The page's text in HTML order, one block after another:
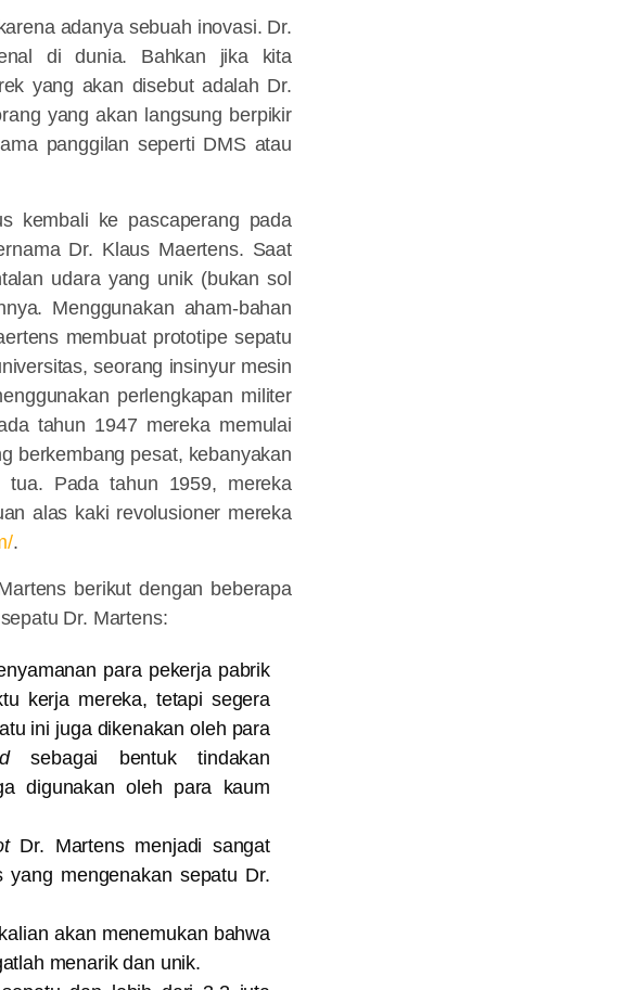
adanya sebuah inovasi. Dr.
di dunia. Bahkan jika kita
yang akan disebut adalah Dr.
yang akan langsung berpikir
panggilan seperti DMS atau
kembali ke pascaperang pada
Dr. Klaus Maertens. Saat
udara yang unik (bukan sol
Menggunakan aham-bahan
membuat prototipe sepatu
seorang insinyur mesin
perlengkapan militer
tahun 1947 mereka memulai
berkembang pesat, kebanyakan
tua. Pada tahun 1959, mereka
alas kaki revolusioner mereka
.
berikut dengan beberapa
Dr. Martens:
para pekerja pabrik
kerja mereka, tetapi segera
ini juga dikenakan oleh para
sebagai bentuk tindakan
digunakan oleh para kaum
Dr. Martens menjadi sangat
mengenakan sepatu Dr.
akan menemukan bahwa
menarik dan unik.